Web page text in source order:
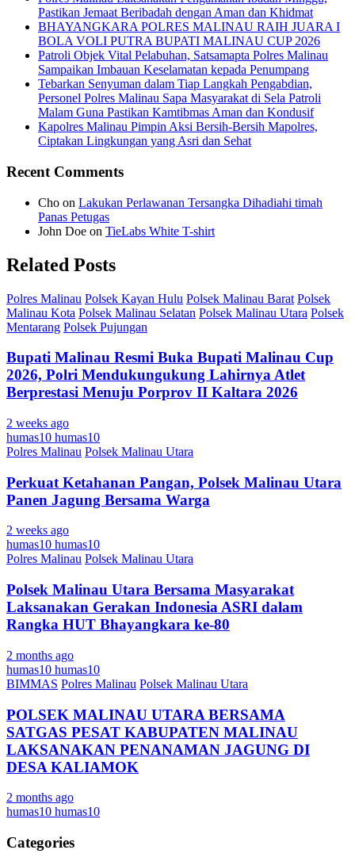
Pastikan Jemaat Beribadah dengan Aman dan Khidmat
BHAYANGKARA POLRES MALINAU RAIH JUARA I
BOLA VOLI PUTRA BUPATI MALINAU CUP 2026
Patroli Objek Vital Pelabuhan, Satsamapta Polres Malinau
Sampaikan Imbauan Keselamatan kepada Penumpang
Tebarkan Senyuman dalam Tiap Langkah Pengabdian,
Personel Polres Malinau Sapa Masyarakat di Sela Patroli
Malam Guna Pastikan Kamtibmas Aman dan Kondusif
Kapolres Malinau Pimpin Aksi Bersih-Bersih Mapolres,
Ciptakan Lingkungan yang Asri dan Sehat
Recent Comments
Cho on Lakukan Perlawanan Tersangka Dihadiahi timah
Panas Petugas
John Doe on TieLabs White T-shirt
Related Posts
Polres Malinau Polsek Kayan Hulu Polsek Malinau Barat Polsek
Malinau Kota Polsek Malinau Selatan Polsek Malinau Utara Polsek
Mentarang Polsek Pujungan
Bupati Malinau Resmi Buka Bupati Malinau Cup
2026, Polri Mendukungukung Lahirnya Atlet
Berprestasi Menuju Porprov II Kaltara 2026
2 weeks ago
humas10 humas10
Polres Malinau Polsek Malinau Utara
Perkuat Ketahanan Pangan, Polsek Malinau Utara
Panen Jagung Bersama Warga
2 weeks ago
humas10 humas10
Polres Malinau Polsek Malinau Utara
Polsek Malinau Utara Bersama Masyarakat
Laksanakan Gerakan Indonesia ASRI dalam
Rangka HUT Bhayangkara ke-80
2 months ago
humas10 humas10
BIMMAS Polres Malinau Polsek Malinau Utara
POLSEK MALINAU UTARA BERSAMA
SATGAS PESAT KABUPATEN MALINAU
LAKSANAKAN PENANAMAN JAGUNG DI
DESA KALIAMOK
2 months ago
humas10 humas10
Categories